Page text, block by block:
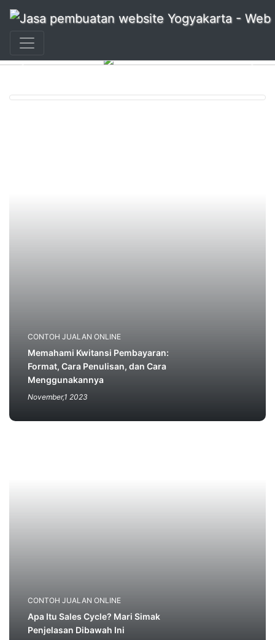
Previous
CONTOH JUALAN ONLINE
Memahami Kwitansi Pembayaran:
Format, Cara Penulisan, dan Cara
Menggunakannya
November,1 2023
CONTOH JUALAN ONLINE
Apa Itu Sales Cycle? Mari Simak
Penjelasan Dibawah Ini